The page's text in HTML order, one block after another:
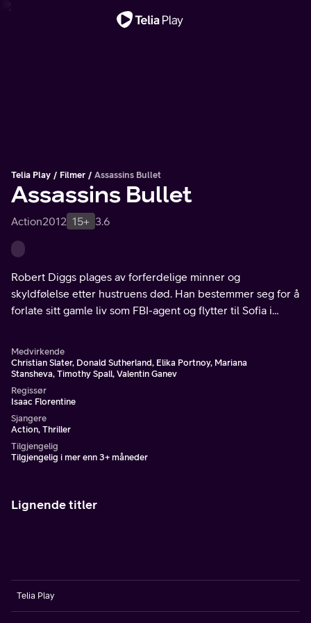
Telia Play Filmer Assassins Bullet
Assassins Bullet
Action2012 15+ 3.6
Robert Diggs plages av forferdelige minner og
skyldfølelse etter hustruens død. Han bestemmer seg for å
forlate sitt gamle liv som FBI-agent og flytter til Sofia i
Medvirkende
Christian Slater, Donald Sutherland, Elika Portnoy, Mariana
Stansheva, Timothy Spall, Valentin Ganev
Regissør
Isaac Florentine
Sjangere
Action, Thriller
Tilgjengelig
Tilgjengelig i mer enn 3+ måneder
Lignende titler
Telia Play